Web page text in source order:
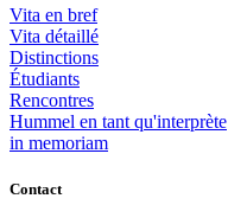
Vita en bref
Vita détaillé
Distinctions
Étudiants
Rencontres
Hummel en tant qu'interprète
in memoriam
Contact